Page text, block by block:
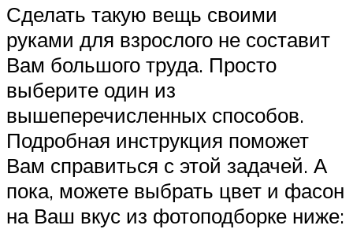
Сделать такую вещь своими
руками для взрослого не составит
Вам большого труда. Просто
выберите один из
вышеперечисленных способов.
Подробная инструкция поможет
Вам справиться с этой задачей. А
пока, можете выбрать цвет и фасон
на Ваш вкус из фотоподборке ниже: